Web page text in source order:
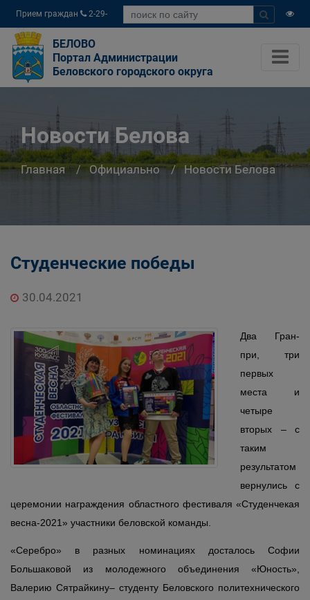
Прием граждан
2-29-
04
БЕЛОВО
Портал Администрации
Беловского городского округа
Новости Белова
Главная Официально Новости Белова
Студенческие победы
30.04.2021
Два Гран-
при, три
первых
места и
четыре
вторых – с
таким
результатом
вернулись с
церемонии награждения областного фестиваля «Студенчекая
весна-2021» участники беловской команды.
«Серебро» в разных номинациях досталось Софии
Большаковой из молодежного объединения «Юность»,
Валерию Сятрайкину– студенту Беловского политехнического